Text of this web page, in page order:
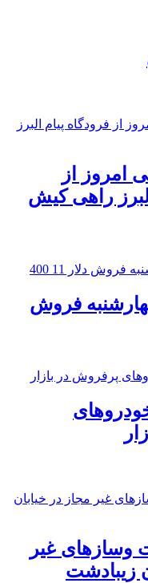
امروز از
راهی کیش
فروش
وسازهای غیر
زیبادشت